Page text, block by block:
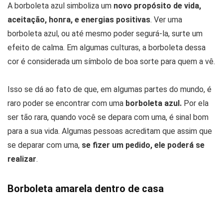
A borboleta azul simboliza um novo propósito de vida,
aceitação, honra, e energias positivas. Ver uma
borboleta azul, ou até mesmo poder segurá-la, surte um
efeito de calma. Em algumas culturas, a borboleta dessa
cor é considerada um símbolo de boa sorte para quem a vê.
Isso se dá ao fato de que, em algumas partes do mundo, é
raro poder se encontrar com uma borboleta azul. Por ela
ser tão rara, quando você se depara com uma, é sinal bom
para a sua vida. Algumas pessoas acreditam que assim que
se deparar com uma, se fizer um pedido, ele poderá se
realizar.
Borboleta amarela dentro de casa